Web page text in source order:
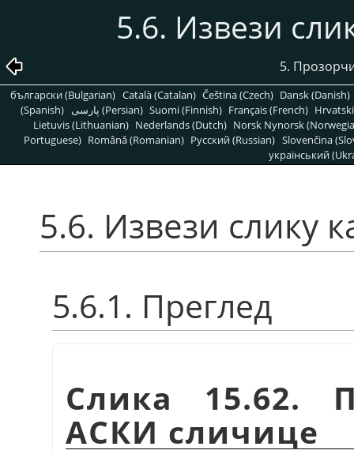
5.6. Извези
5.
български (Bulgarian) Català (Catalan) Čeština (Czech) Dansk (Danish)
(Spanish)
پارسی (Persian) Suomi (Finnish) Français (French)
Lietuvis (Lithuanian) Nederlands (Dutch) Norsk Nynorsk
Portuguese) Română (Romanian) Pусский (Russian) Slovenčina
український
5.6. Извези слику
5.6.1. Преглед
Слика 15.62.
АСКИ сличице